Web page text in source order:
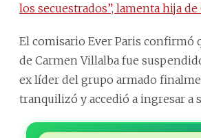
los secuestrados”, lamenta hija de
El comisario Ever Paris confirmó
de Carmen Villalba fue
ex líder del grupo armado
tranquilizó y accedió a ingresar a